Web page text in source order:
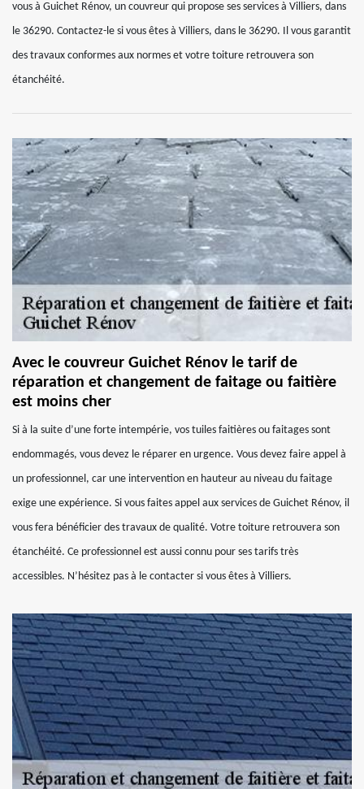
vous à Guichet Rénov, un couvreur qui propose ses services à Villiers, dans
le 36290. Contactez-le si vous êtes à Villiers, dans le 36290. Il vous garantit
des travaux conformes aux normes et votre toiture retrouvera son
étanchéité.
Avec le couvreur Guichet Rénov le tarif de
réparation et changement de faitage ou faitière
est moins cher
Si à la suite d’une forte intempérie, vos tuiles faitières ou faitages sont
endommagés, vous devez le réparer en urgence. Vous devez faire appel à
un professionnel, car une intervention en hauteur au niveau du faitage
exige une expérience. Si vous faites appel aux services de Guichet Rénov, il
vous fera bénéficier des travaux de qualité. Votre toiture retrouvera son
étanchéité. Ce professionnel est aussi connu pour ses tarifs très
accessibles. N’hésitez pas à le contacter si vous êtes à Villiers.